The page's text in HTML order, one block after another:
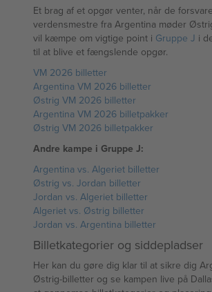
Et brag af et opgør venter, når de
verdensmestre fra Argentina møder
vil kæmpe om vigtige point i Gruppe J i
til at blive et fængslende opgør.
VM 2026 billetter
Argentina VM 2026 billetter
Østrig VM 2026 billetter
Argentina VM 2026 billetpakker
Østrig VM 2026 billetpakker
Andre kampe i Gruppe J:
Argentina vs. Algeriet billetter
Østrig vs. Jordan billetter
Jordan vs. Algeriet billetter
Algeriet vs. Østrig billetter
Jordan vs. Argentina billetter
Billetkategorier og siddepladser
Her kan du gøre dig klar til at sikre dig
Østrig-billetter og se kampen live på